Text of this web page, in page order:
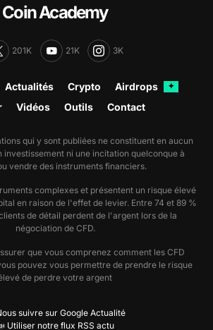
Coin Academy
201K 21K 3K
Actualités Crypto Airdrops ✦
Vidéos Outils Contact
qui y sont publiées ne constituent en aucun
investissement ni une incitation quelconque à
vendre des instruments financiers.
complexes et présentent un risque élevé
en raison de l'effet de levier. Entre 74 et 89 %
de détail perdent de l'argent lors de la
négociation de CFD.
que vous comprenez comment les CFD
pouvez vous permettre de prendre le risque
de perdre votre argent
suivre sur Google Actualité
Utiliser notre flux RSS actu